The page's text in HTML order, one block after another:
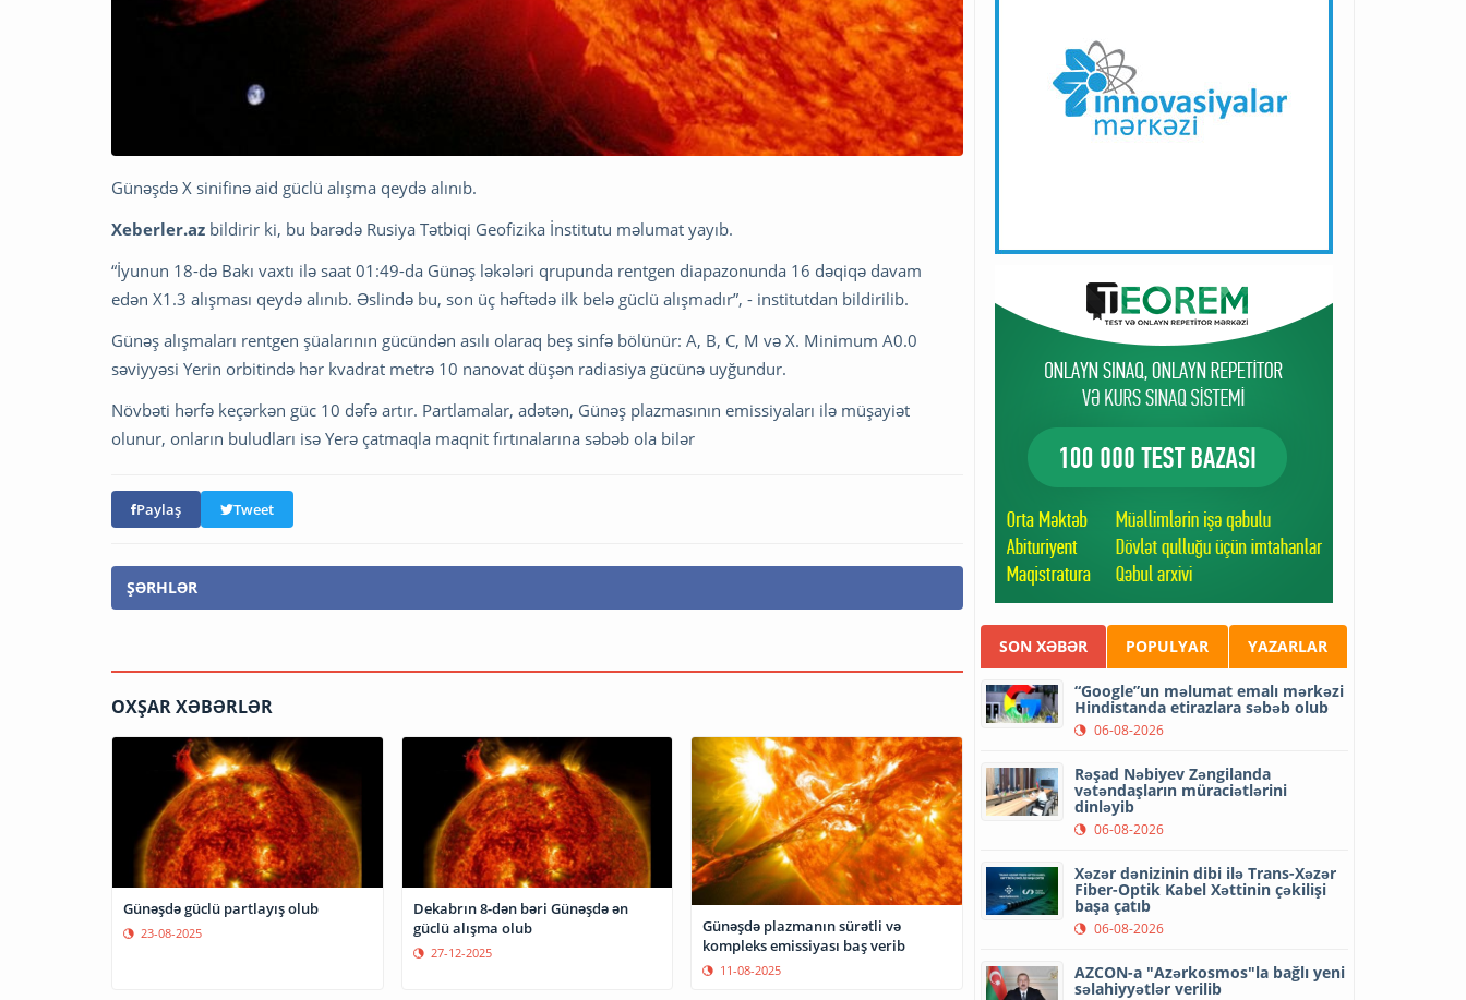
Günəşdə X sinifinə aid güclü alışma qeydə alınıb.
Xeberler.az bildirir ki, bu barədə Rusiya Tətbiqi Geofizika İnstitutu məlumat yayıb.
“İyunun 18-də Bakı vaxtı ilə saat 01:49-da Günəş ləkələri qrupunda rentgen diapazonunda 16 dəqiqə davam
edən X1.3 alışması qeydə alınıb. Əslində bu, son üç həftədə ilk belə güclü alışmadır”, - institutdan bildirilib.
Günəş alışmaları rentgen şüalarının gücündən asılı olaraq beş sinfə bölünür: A, B, C, M və X. Minimum A0.0
səviyyəsi Yerin orbitində hər kvadrat metrə 10 nanovat düşən radiasiya gücünə uyğundur.
Növbəti hərfə keçərkən güc 10 dəfə artır. Partlamalar, adətən, Günəş plazmasının emissiyaları ilə müşayiət
olunur, onların buludları isə Yerə çatmaqla maqnit fırtınalarına səbəb ola bilər
Paylaş Tweet
ŞƏRHLƏR
OXŞAR XƏBƏRLƏR
Günəşdə güclü partlayış olub
23-08-2025
Dekabrın 8-dən bəri Günəşdə ən
güclü alışma olub
27-12-2025
Günəşdə plazmanın sürətli və
kompleks emissiyası baş verib
11-08-2025
SON XƏBƏR POPULYAR YAZARLAR
“Google”un məlumat emalı mərkəzi
Hindistanda etirazlara səbəb olub
06-08-2026
Rəşad Nəbiyev Zəngilanda
vətəndaşların müraciətlərini
dinləyib
06-08-2026
Xəzər dənizinin dibi ilə Trans-Xəzər
Fiber-Optik Kabel Xəttinin çəkilişi
başa çatıb
06-08-2026
AZCON-a "Azərkosmos"la bağlı yeni
səlahiyyətlər verilib